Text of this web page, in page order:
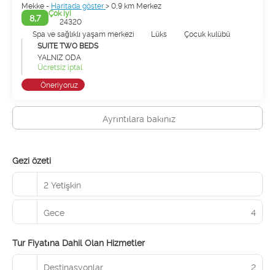
Mekke - Haritada göster> 0,9 km Merkez
8,7
Çok iyi
24320
Spa ve sağlıklı yaşam merkezi
Lüks
Çocuk kulübü
SUITE TWO BEDS
YALNIZ ODA
Ücretsiz iptal
Öneriyoruz
Ayrıntılara bakınız
Gezi özeti
2 Yetişkin
Gece 4
Tur Fiyatına Dahil Olan Hizmetler
Destinasyonlar 2